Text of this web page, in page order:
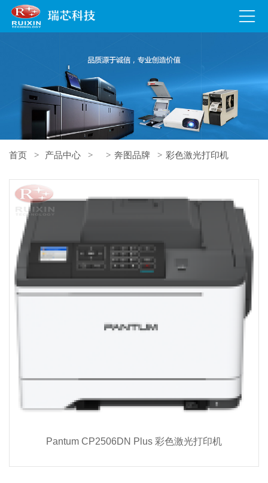
首页 产品中心 奔图品牌 彩色激光打印机
Pantum CP2506DN Plus 彩色激光打印机